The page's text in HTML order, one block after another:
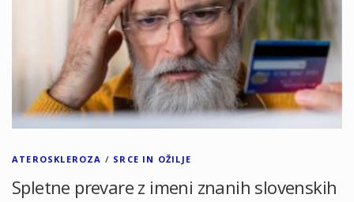
ATEROSKLEROZA / SRCE IN OŽILJE
Spletne prevare z imeni znanih slovenskih